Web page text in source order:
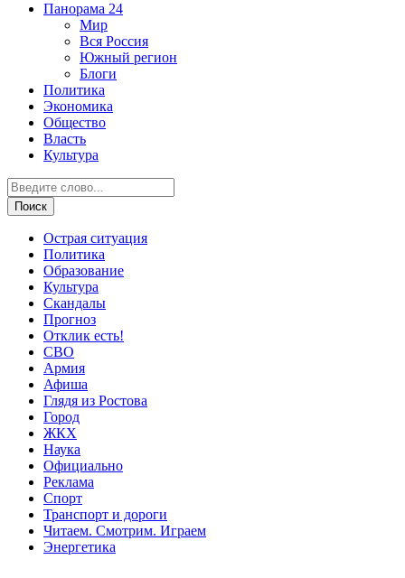
Панорама 24
Мир
Вся Россия
Южный регион
Блоги
Политика
Экономика
Общество
Власть
Культура
Острая ситуация
Политика
Образование
Культура
Скандалы
Прогноз
Отклик есть!
СВО
Армия
Афиша
Глядя из Ростова
Город
ЖКХ
Наука
Официально
Реклама
Спорт
Транспорт и дороги
Читаем. Смотрим. Играем
Энергетика